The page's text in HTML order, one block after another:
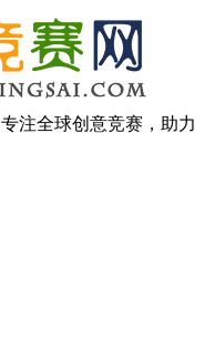
专注全球创意竞赛，助力